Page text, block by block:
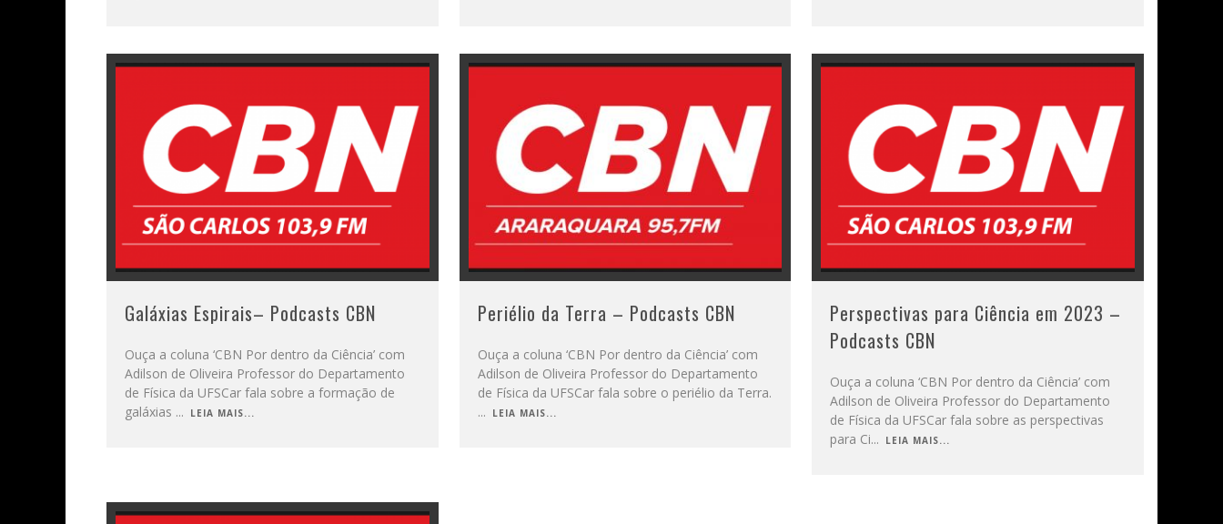
Galáxias Espirais– Podcasts CBN
Ouça a coluna ‘CBN Por dentro da Ciência’ com
Adilson de Oliveira Professor do Departamento
de Física da UFSCar fala sobre a formação de
galáxias ... LEIA MAIS...
Periélio da Terra – Podcasts CBN
Ouça a coluna ‘CBN Por dentro da Ciência’ com
Adilson de Oliveira Professor do Departamento
de Física da UFSCar fala sobre o periélio da Terra.
...
LEIA MAIS...
Perspectivas para Ciência em 2023 –
Podcasts CBN
Ouça a coluna ‘CBN Por dentro da Ciência’ com
Adilson de Oliveira Professor do Departamento
de Física da UFSCar fala sobre as perspectivas
para Ci... LEIA MAIS...